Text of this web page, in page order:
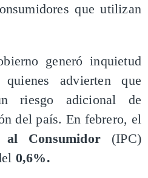
que utilizan
generó inquietud
advierten que
riesgo adicional de
del país. En febrero, el
Consumidor (IPC)
0,6%.